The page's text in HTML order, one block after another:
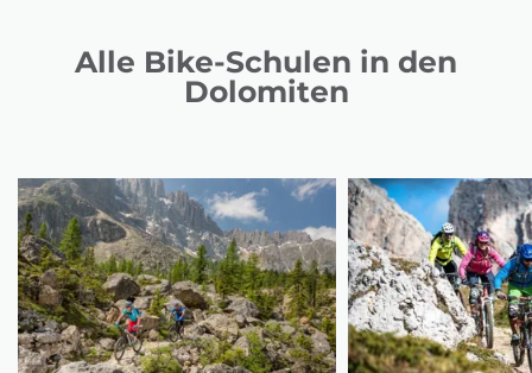
Alle Bike-Schulen in den
Dolomiten